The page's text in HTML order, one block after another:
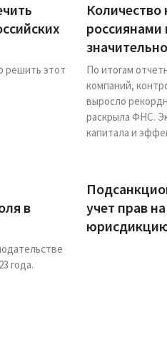
решить этот
По итогам
компаний,
выросло
раскрыла ФНС.
капитала и
в
года.
учет прав